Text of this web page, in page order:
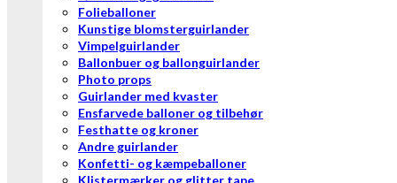
Folieballoner
Kunstige blomsterguirlander
Vimpelguirlander
Ballonbuer og ballonguirlander
Photo props
Guirlander med kvaster
Ensfarvede balloner og tilbehør
Festhatte og kroner
Andre guirlander
Konfetti- og kæmpeballoner